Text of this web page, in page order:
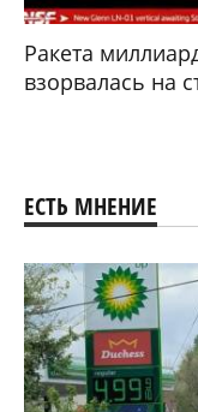
Ракета
взорвалась на
ЕСТЬ МНЕНИЕ